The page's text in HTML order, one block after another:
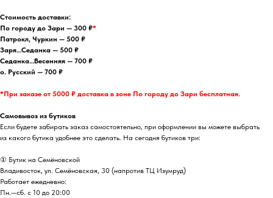
Стоимость доставки:
По городу до Зари — 300 ₽*
Патрокл, Чуркин — 500 ₽
Заря…Седанка — 500 ₽
Седанка…Весенняя — 700 ₽
о. Русский — 700 ₽
*При заказе от 5000 ₽ доставка в зоне По городу до Зари бесплатная.
Самовывоз из бутиков
Если будете забирать заказ самостоятельно, при оформлении вы можете выбрать
из какого бутика удобнее это сделать. На сегодня бутиков три:
① Бутик на Семёновской
Владивосток, ул. Семёновская, 30 (напротив ТЦ Изумруд)
Работает ежедневно:
Пн.—сб. с 10 до 20:00